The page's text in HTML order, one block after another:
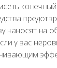
наносят на
у вас